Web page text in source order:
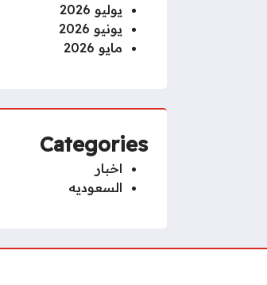
يوليو 2026
يونيو 2026
مايو 2026
Categories
اخبار
السعوديه